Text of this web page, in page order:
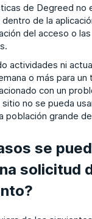
de Degreed no
de la
del acceso o las
actividades ni
o más para
con un
no se pueda
población grande
se
solicitud